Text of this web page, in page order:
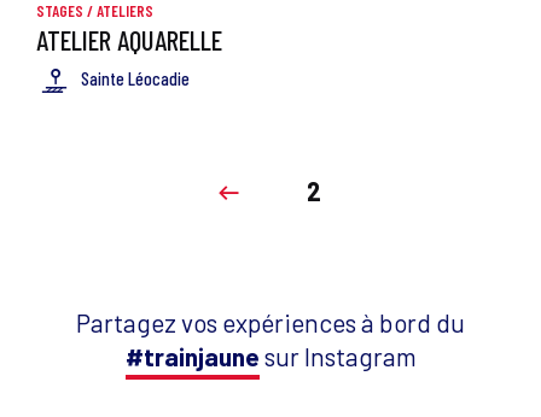
STAGES / ATELIERS
ATELIER AQUARELLE
Sainte Léocadie
2
Partagez vos expériences à bord du
#trainjaune sur Instagram